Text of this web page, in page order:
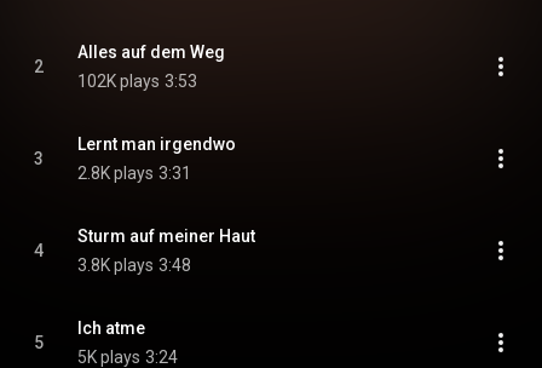
2
Alles auf dem Weg
102K plays 3:53
3
Lernt man irgendwo
2.8K plays 3:31
4
Sturm auf meiner Haut
3.8K plays 3:48
5
Ich atme
5K plays 3:24